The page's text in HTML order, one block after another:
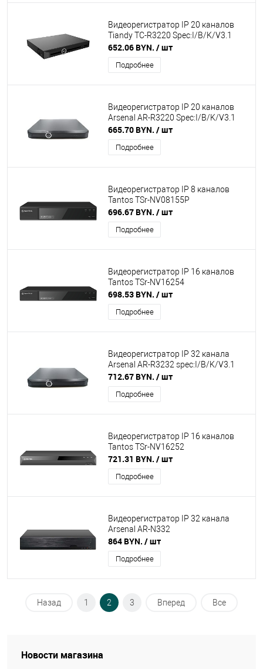
Видеорегистратор IP 20 каналов
Tiandy TC-R3220 Spec:I/B/K/V3.1
652.06 BYN. / шт
Подробнее
Видеорегистратор IP 20 каналов
Arsenal AR-R3220 Spec:I/B/K/V3.1
665.70 BYN. / шт
Подробнее
Видеорегистратор IP 8 каналов
Tantos TSr-NV08155P
696.67 BYN. / шт
Подробнее
Видеорегистратор IP 16 каналов
Tantos TSr-NV16254
698.53 BYN. / шт
Подробнее
Видеорегистратор IP 32 канала
Arsenal AR-R3232 spec:I/B/K/V3.1
712.67 BYN. / шт
Подробнее
Видеорегистратор IP 16 каналов
Tantos TSr-NV16252
721.31 BYN. / шт
Подробнее
Видеорегистратор IP 32 канала
Arsenal AR-N332
864 BYN. / шт
Подробнее
Назад 1 2 3 Вперед Все
Новости магазина